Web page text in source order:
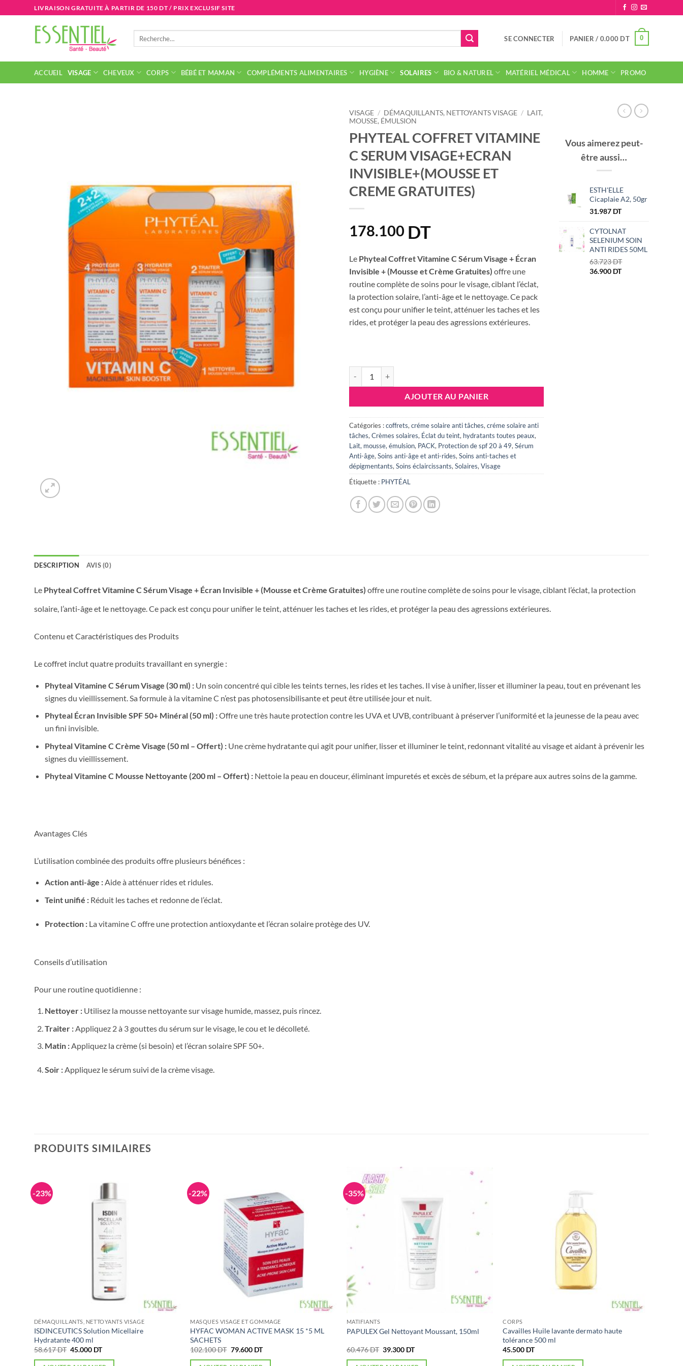
au
LIVRAISON GRATUITE À PARTIR DE 150 DT / PRIX EXCLUSIF SITE
SE CONNECTER PANIER / 0.000 DT 0
ACCUEIL VISAGE CHEVEUX CORPS BÉBÉ ET MAMAN COMPLÉMENTS ALIMENTAIRES HYGIÈNE SOLAIRES BIO & NATUREL MATÉRIEL MÉDICAL HOMME PROMO
VISAGE / DÉMAQUILLANTS, NETTOYANTS VISAGE / LAIT,
MOUSSE, ÉMULSION
PHYTEAL COFFRET VITAMINE
C SERUM VISAGE+ECRAN
INVISIBLE+(MOUSSE ET
CREME GRATUITES)
178.100 DT
Le Phyteal Coffret Vitamine C Sérum Visage + Écran
Invisible + (Mousse et Crème Gratuites) offre une
routine complète de soins pour le visage, ciblant l’éclat,
la protection solaire, l’anti-âge et le nettoyage. Ce pack
est conçu pour unifier le teint, atténuer les taches et les
rides, et protéger la peau des agressions extérieures.
AJOUTER AU PANIER
Catégories :coffrets, créme solaire anti tâches, créme solaire anti
tâches, Crèmes solaires, Éclat du teint, hydratants toutes peaux,
Lait, mousse, émulsion, PACK, Protection de spf 20 à 49, Sérum
Anti-âge, Soins anti-âge et anti-rides, Soins anti-taches et
dépigmentants, Soins éclaircissants, Solaires, Visage
Étiquette : PHYTÉAL
Vous aimerez peut-
être aussi…
ESTH'ELLE
Cicaplaie A2, 50gr
31.987 DT
CYTOLNAT
SELENIUM SOIN
ANTI RIDES 50ML
63.723DT
36.900 DTLe
DESCRIPTION AVIS (0)
Le Phyteal Coffret Vitamine C Sérum Visage + Écran Invisible + (Mousse et Crème Gratuites) offre une routine complète de soins pour le visage, ciblant l’éclat, la protection
solaire, l’anti-âge et le nettoyage. Ce pack est conçu pour unifier le teint, atténuer les taches et les rides, et protéger la peau des agressions extérieures.
Contenu et Caractéristiques des Produits
Le coffret inclut quatre produits travaillant en synergie :
Phyteal Vitamine C Sérum Visage (30 ml) :Un soin concentré qui cible les teints ternes, les rides et les taches. Il vise à unifier, lisser et illuminer la peau, tout en prévenant les
signes du vieillissement. Sa formule à la vitamine C n’est pas photosensibilisante et peut être utilisée jour et nuit.
Phyteal Écran Invisible SPF 50+ Minéral (50 ml) :Offre une très haute protection contre les UVA et UVB, contribuant à préserver l’uniformité et la jeunesse de la peau avec
un fini invisible.
Phyteal Vitamine C Crème Visage (50 ml – Offert) :Une crème hydratante qui agit pour unifier, lisser et illuminer le teint, redonnant vitalité au visage et aidant à prévenir les
signes du vieillissement.
Phyteal Vitamine C Mousse Nettoyante (200 ml – Offert) :Nettoie la peau en douceur, éliminant impuretés et excès de sébum, et la prépare aux autres soins de la gamme.
Avantages Clés
L’utilisation combinée des produits offre plusieurs bénéfices :
Action anti-âge :Aide à atténuer rides et ridules.
Teint unifié :Réduit les taches et redonne de l’éclat.
Protection :La vitamine C offre une protection antioxydante et l’écran solaire protège des UV.
Conseils d’utilisation
Pour une routine quotidienne :
Nettoyer :Utilisez la mousse nettoyante sur visage humide, massez, puis rincez.
Traiter :Appliquez 2 à 3 gouttes du sérum sur le visage, le cou et le décolleté.
Matin :Appliquez la crème (si besoin) et l’écran solaire SPF 50+.
Soir :Appliquez le sérum suivi de la crème visage.
PRODUITS SIMILAIRES
-23%
DÉMAQUILLANTS, NETTOYANTS VISAGE
ISDINCEUTICS Solution Micellaire
Hydratante 400 ml
58.617DT Le
initial
45.000 DTLe
actuel
-22%
MASQUES VISAGE ET GOMMAGE
HYFAC WOMAN ACTIVE MASK 15 *5 ML
SACHETS
102.100DT Le
initial
79.600 DTLe
actuel
-35%
MATIFIANTS
PAPULEX Gel Nettoyant Moussant, 150ml
60.476DT Le
initial
39.300 DTLe
actuel
CORPS
Cavailles Huile lavante dermato haute
tolérance 500 ml
45.500 DT